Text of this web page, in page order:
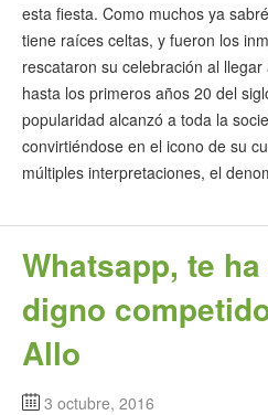
esta fiesta. Como muchos ya
tiene raíces celtas, y fueron los
rescataron su celebración al
hasta los primeros años 20 del
popularidad alcanzó a toda la
convirtiéndose en el icono de su
múltiples interpretaciones, el
Whatsapp, te
digno
Allo
3 octubre, 2016